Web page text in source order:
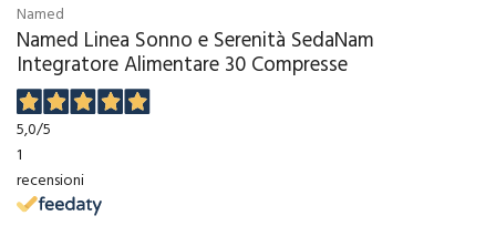
Named
Named Linea Sonno e Serenità SedaNam
Integratore Alimentare 30 Compresse
5,0/5
1
recensioni